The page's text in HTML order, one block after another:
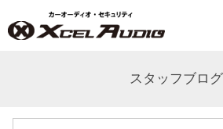
スタッフブログ